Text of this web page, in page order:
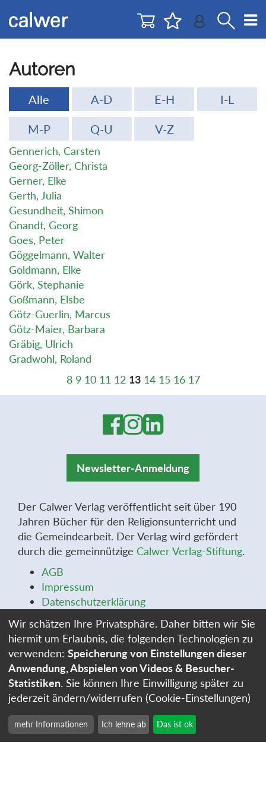
zur
Navigation
zum
Inhalt
Autoren
Alle A-D E-H I-L
M-P Q-U V-Z
Gennerich, Carsten
Georg-Zöller, Christa
Gerner, Elke
Gerth, Julia
Gesundheit, Shimon
Gnandt, Georg
Goes, Peter
Göggelmann, Walter
Goldmann, Elke
Görk, Stephanie
Goßmann, Elsbe
Götz-Guerlin, Marcus
Götz-Maier, Barbara
Gräbig, Ulrich
Gradwohl, Roland
8 9 10 11 12 13 14 15 16 17
Newsletter-Anmeldung
Der Calwer Verlag veröffentlicht seit über 190
Jahren Bücher für den Religionsunterricht und
die Gemeindearbeit. Der Verlag wird gefördert
durch die gemeinnützige Calwer Verlag-Stiftung.
AGB
Impressum
Datenschutzerklärung
Widerrufsformular
Stellenangebote
Cookie-Einstellungen
Wir schätzen Ihre Privatsphäre. Daher bitten wir Sie
hiermit um Erlaubnis, die folgenden Technologien zu
verwenden: Speicherung von Einstellungen dieser
Anwendung, Abspielen von Videos & Besucher-
Statistiken. Sie können Ihre Einwilligung später zu
jederzeit ändern/widerrufen (Cookie-Einstellungen)
mehr Informationen Ich lehne ab Das ist ok